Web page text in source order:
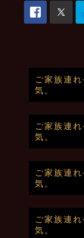
ご家族連
気。
ご家族連
気。
ご家族連
気。
ご家族連
気。